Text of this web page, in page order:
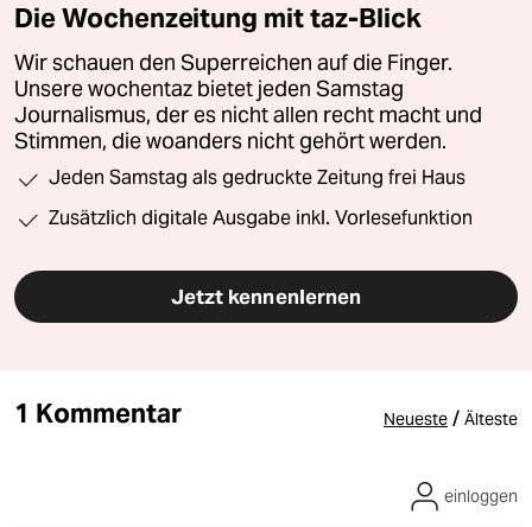
Die Wochenzeitung mit taz-Blick
Wir schauen den Superreichen auf die Finger.
Unsere wochentaz bietet jeden Samstag
Journalismus, der es nicht allen recht macht und
Stimmen, die woanders nicht gehört werden.
Jeden Samstag als gedruckte Zeitung frei Haus
Zusätzlich digitale Ausgabe inkl. Vorlesefunktion
Jetzt kennenlernen
1 Kommentar Neueste / Älteste
einloggen